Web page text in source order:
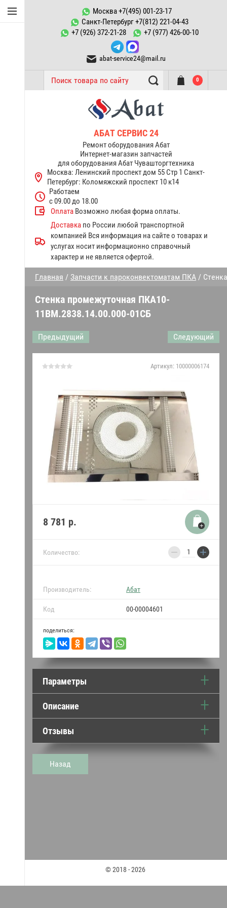
Конфорки Abat
Запчасти к
пароконвектоматам ПКА
Запчасти тестомесов ТМС
Переключатели, пускатели
Запчасти к котлам
пищеварочным КПЭМ Abat
Запчасти к электрическим
плитам Abat
Терморегуляторы
термостаты Abat
Запчасти к посудомоечным
машинам МПК
Прочие запчасти Abat
Запчасти конвекционных
печей
Запчасти к газовым плитам
противни
Запчасти к механическому
оборудованию Абат
Датчики,
термопреобразователи
Уплотнители двери и
Моющие средства
Москва +7(495) 001-23-17
Санкт-Петербург +7(812) 221-04-43
+7 (926) 372-21-28
+7 (977) 426-00-10
abat-service24@mail.ru
0
АБАТ СЕРВИС 24
Ремонт оборудования Абат
Интернет-магазин запчастей
для оборудования Абат Чувашторгтехника
Москва: Ленинский проспект дом 55 Стр 1 Санкт-
Петербург: Коломяжский проспект 10 к14
Работаем
с 09.00 до 18.00
Оплата Возможно любая форма оплаты.
Доставка по России любой транспортной
компанией Вся информация на сайте о товарах и
услугах носит информационно справочный
характер и не является офертой.
Главная / Запчасти к пароконвектоматам ПКА /
Стенка промежуточная ПКА10-
11ВМ.2838.14.00.000-01СБ
Предыдущий Следующий
Артикул: 10000006174
8 781 р.
Количество: − +
Производитель: Абат
Код 00-00004601
поделиться:
Параметры
Описание
Отзывы
Назад
© 2018 - 2026